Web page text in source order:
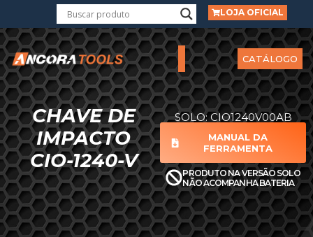
LOJA OFICIAL
CATÁLOGO
CHAVE DE
IMPACTO
CIO-1240-V
SOLO: CIO1240V00AB
MANUAL DA
FERRAMENTA
PRODUTO NA VERSÃO SOLO
NÃO ACOMPANHA BATERIA